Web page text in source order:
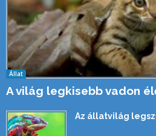
Állat
A világ legkisebb vadon
Az állatvilág